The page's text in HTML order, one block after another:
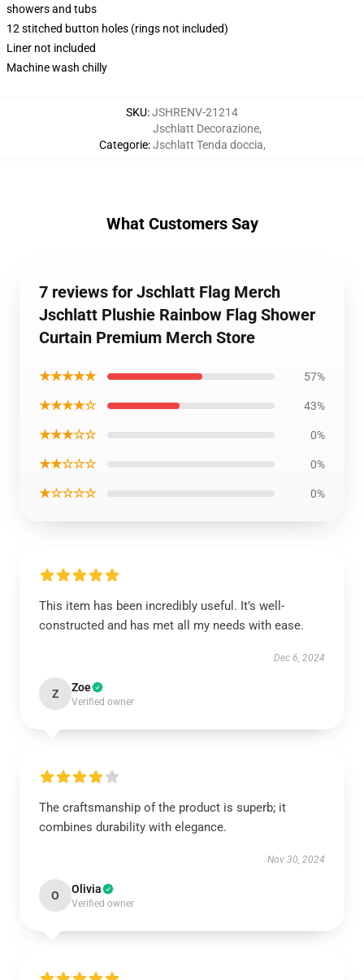
showers and tubs
12 stitched button holes (rings not included)
Liner not included
Machine wash chilly
SKU:JSHRENV-21214
Categorie:
Jschlatt Decorazione,
Jschlatt Tenda doccia,
What Customers Say
7 reviews for Jschlatt Flag Merch
Jschlatt Plushie Rainbow Flag Shower
Curtain Premium Merch Store
★★★★★ 57%
★★★★☆ 43%
★★★☆☆ 0%
★★☆☆☆ 0%
★☆☆☆☆ 0%
This item has been incredibly useful. It’s well-
constructed and has met all my needs with ease.
Dec 6, 2024
Z Zoe
Verified owner
The craftsmanship of the product is superb; it
combines durability with elegance.
Nov 30, 2024
O Olivia
Verified owner